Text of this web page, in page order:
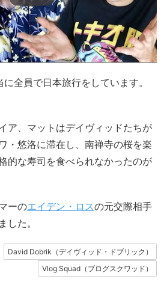
全員で日本旅行をしています。
ア、マットはデイヴィッドたちが
・悠洛に滞在し、南禅寺の桜を楽
的な寿司を食べられなかったのが
ーのエイデン・ロスの元交際相手
した。
David Dobrik（デイヴィッド・ドブリック）
Vlog Squad（ブログスクワッド）